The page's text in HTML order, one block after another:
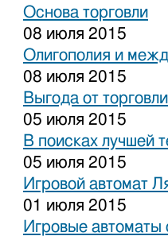
Основа торговли
08 июля 2015
Олигополия и
08 июля 2015
Выгода от
05 июля 2015
В поисках лучшей
05 июля 2015
Игровой автомат
01 июля 2015
Игровые автоматы